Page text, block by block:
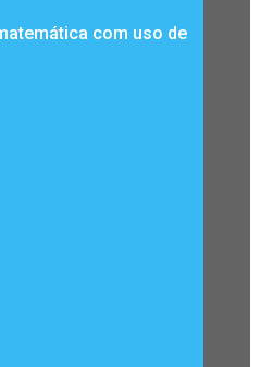
com uso de